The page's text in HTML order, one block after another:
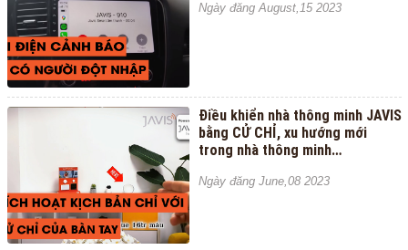
Ngày đăng August,15 2023
Điều khiển nhà thông minh JAVIS
bằng CỬ CHỈ, xu hướng mới
trong nhà thông minh
using gestures
Ngày đăng June,08 2023